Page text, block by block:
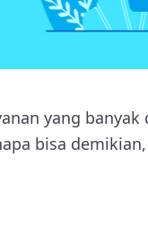
yang
bisa